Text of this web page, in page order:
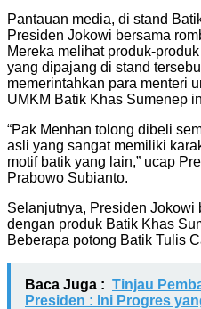
Pantauan media, di stand
Presiden Jokowi bersama
Mereka melihat produk-
yang dipajang di stand
memerintahkan para menteri
UMKM Batik Khas Sumenep
“Pak Menhan tolong dibeli
asli yang sangat memiliki
motif batik yang lain,” ucap
Prabowo Subianto.
Selanjutnya, Presiden Jokowi
dengan produk Batik Khas
Beberapa potong Batik Tulis
Baca Juga : Tinjau
Presiden : Ini Progres